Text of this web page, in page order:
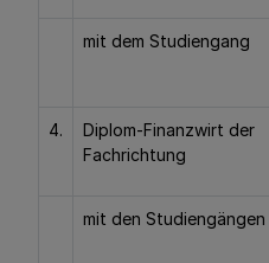
mit dem Studiengang
4.
Diplom-Finanzwirt der
Fachrichtung
mit den Studiengängen